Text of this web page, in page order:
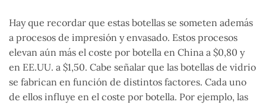
Hay que recordar que estas botellas se someten además
a procesos de impresión y envasado. Estos procesos
elevan aún más el coste por botella en China a $0,80 y
en EE.UU. a $1,50. Cabe señalar que las botellas de vidrio
se fabrican en función de distintos factores. Cada uno
de ellos influye en el coste por botella. Por ejemplo, las